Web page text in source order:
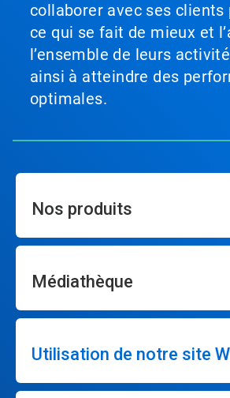
collaborer avec ses
ce qui se fait de mieux et
l’ensemble de leurs
ainsi à atteindre des
optimales.
Nos produits
Médiathèque
Utilisation de notre site